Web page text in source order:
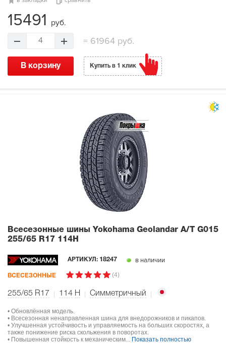
15491 руб.
4 = 61964 руб.
В корзину Купить в 1 клик
Всесезонные шины Yokohama Geolandar A/T G015
255/65 R17 114H
АРТИКУЛ: 18247 в наличии
ВСЕСЕЗОННЫЕ (4)
255/65 R17 114 H Симметричный
• Обновлённая модель.
• Всесезонная ненаправленная шина для внедорожников и пикапов.
• Улучшенная устойчивость и управляемость на больших скоростях, а
также понижение риска скольжения в поворотах.
• Повышенная стойкость к механическим... Показать полностью